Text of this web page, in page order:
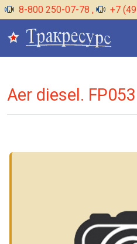
8-800 250-07-78 ,
+7
Aer diesel. FP053